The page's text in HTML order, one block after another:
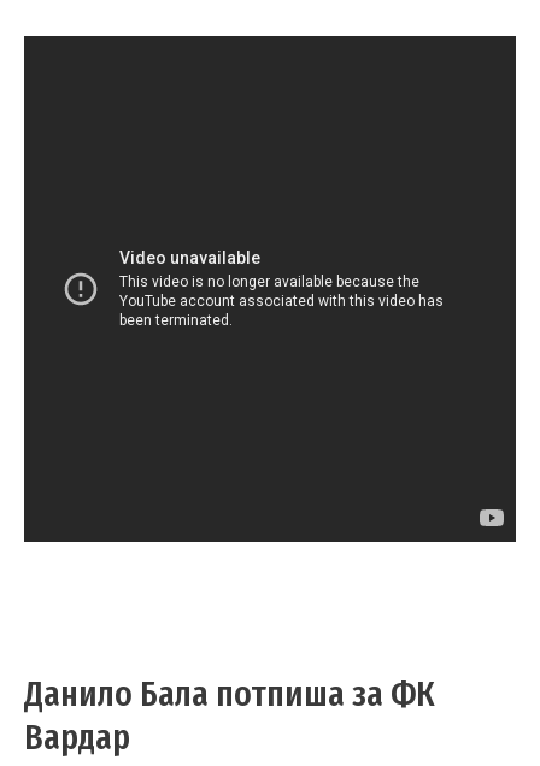
Данило Бала потпиша за ФК
Вардар